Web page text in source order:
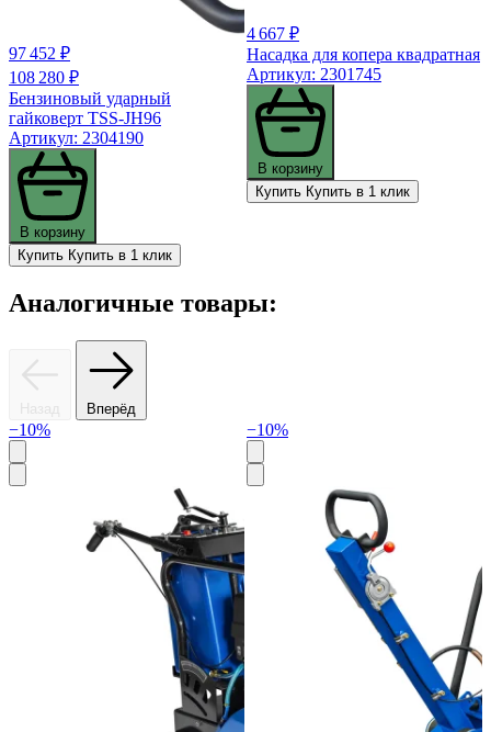
97 452 ₽
108 280 ₽
Бензиновый ударный
гайковерт TSS-JH96
Артикул: 2304190
В корзину
Купить Купить в 1 клик
4 667 ₽
Насадка для копера квадратная
Артикул: 2301745
В корзину
Купить Купить в 1 клик
Аналогичные товары:
Назад Вперёд
−10% −10%